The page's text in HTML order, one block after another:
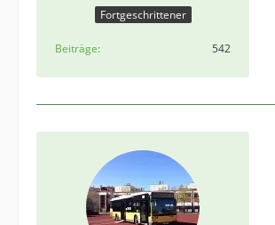
Fortgeschrittener
Beiträge 542